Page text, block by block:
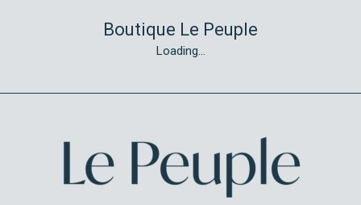
Boutique Le Peuple
Loading...